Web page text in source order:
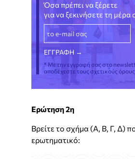
Όσα πρέπει να ξέρετε
για να ξεκινήσετε τη μέρα
* Με την εγγραφή σας στο
αποδέχεστε τους σχετικούς
Ερώτηση 2η
Βρείτε το σχήμα (Α, Β, Γ, Δ)
ερωτηματικό: